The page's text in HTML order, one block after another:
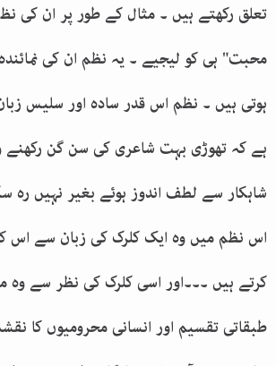
تعلق رکھتے ہیں ۔ مثال کے طور پر ان کی
محبت" ہی کو لیجیے ۔ یہ نظم ان کی
ہوتی ہیں ۔ نظم اس قدر سادہ اور سلیس
ہے کہ تھوڑی بہت شاعری کی سن گن رکھنے
شاہکار سے لطف اندوز ہوئے بغیر نہیں رہ
اس نظم میں وہ ایک کلرک کی زبان سے اس
کرتے ہیں ۔۔۔اور اسی کلرک کی نظر سے
طبقاتی تقسیم اور انسانی محرومیوں کا